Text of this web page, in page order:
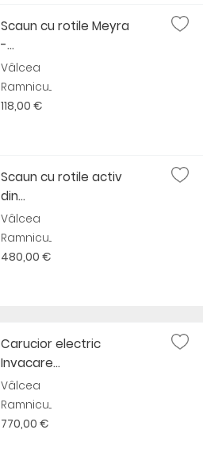
Scaun cu rotile Meyra
-...
Vâlcea
Ramnicu...
118,00 €
Scaun cu rotile activ
din...
Vâlcea
Ramnicu...
480,00 €
Carucior electric
Invacare...
Vâlcea
Ramnicu...
770,00 €